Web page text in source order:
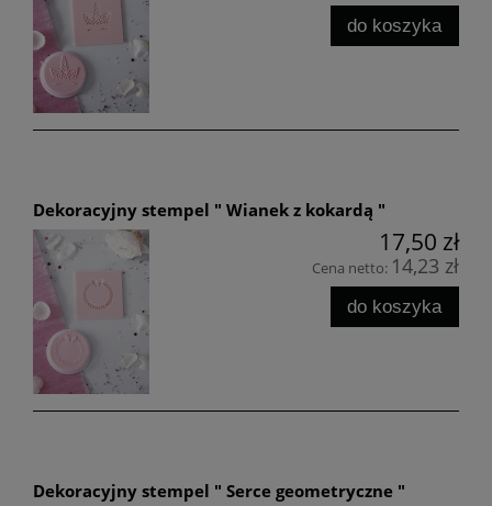
do koszyka
Dekoracyjny stempel " Wianek z kokardą "
17,50 zł
Cena netto: 14,23 zł
do koszyka
Dekoracyjny stempel " Serce geometryczne "